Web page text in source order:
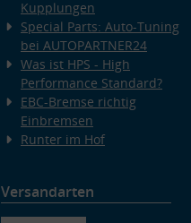
Kupplungen
Special Parts: Auto-Tuning
bei AUTOPARTNER24
Was ist HPS - High
Performance Standard?
EBC-Bremse richtig
Einbremsen
Runter im Hof
Versandarten